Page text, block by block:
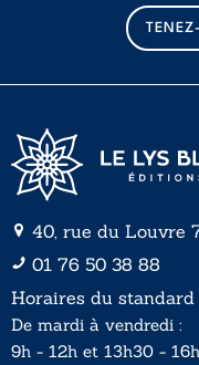
40, rue du Louvre
01 76 50 38 88
Horaires du standard
De mardi à vendredi :
9h - 12h et 13h30 -